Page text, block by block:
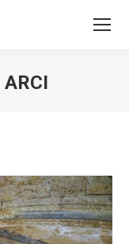
ARCI